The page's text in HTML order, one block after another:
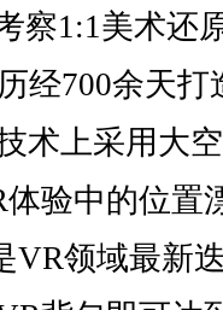
察1:1美术还
经700余天打
术上采用大
验中的位置
VR领域最新